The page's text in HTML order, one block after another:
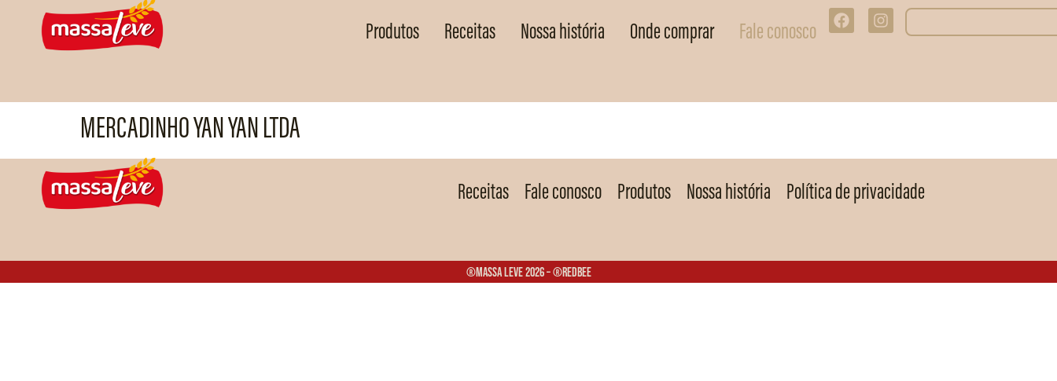
Produtos Receitas Nossa história Onde comprar Fale conosco
MERCADINHO YAN YAN LTDA
Receitas Fale conosco Produtos Nossa história Política de privacidade
®Massa Leve 2026 – ®Redbee